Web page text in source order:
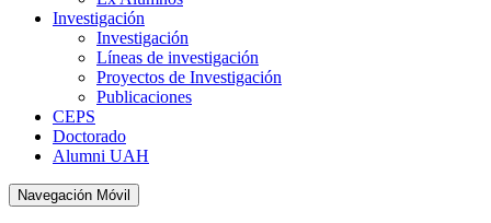
Investigación
Investigación
Líneas de investigación
Proyectos de Investigación
Publicaciones
CEPS
Doctorado
Alumni UAH
Navegación Móvil